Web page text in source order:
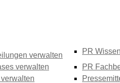
verwalten
verwalten
PR
PR